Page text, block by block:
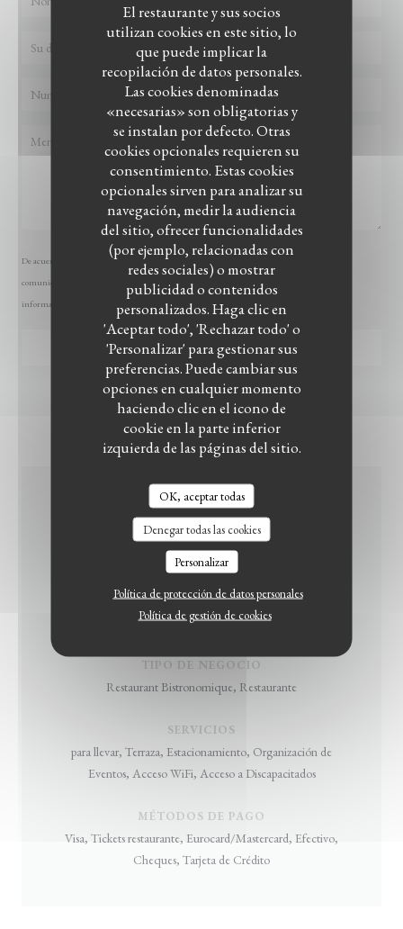
El restaurante y sus socios
utilizan cookies en este sitio, lo
que puede implicar la
recopilación de datos personales.
Las cookies denominadas
«necesarias» son obligatorias y
se instalan por defecto. Otras
cookies opcionales requieren su
consentimiento. Estas cookies
opcionales sirven para analizar su
navegación, medir la audiencia
del sitio, ofrecer funcionalidades
(por ejemplo, relacionadas con
redes sociales) o mostrar
publicidad o contenidos
personalizados. Haga clic en
'Aceptar todo', 'Rechazar todo' o
'Personalizar' para gestionar sus
preferencias. Puede cambiar sus
opciones en cualquier momento
haciendo clic en el icono de
cookie en la parte inferior
izquierda de las páginas del sitio.
OK, aceptar todas
Denegar todas las cookies
Personalizar
Política de protección de datos personales
Política de gestión de cookies
De acuerdo con la normativa de protección de datos, puede ejercer su derecho a no recibir
comunicaciones comerciales inscribiéndose en la Lista Robinson: listarobinson.es
información sobre el tratamiento de sus datos, consulte nuestra
política de privacidad
INFORMACIÓN
GENERAL
COCINA
, Regional, Francesa Tradicional
TIPO DE NEGOCIO
Restaurant Bistronomique, Restaurante
SERVICIOS
para llevar, Terraza, Estacionamiento, Organización de
Eventos, Acceso WiFi, Acceso a Discapacitados
MÉTODOS DE PAGO
Visa, Tickets restaurante, Eurocard/Mastercard, Efectivo,
Cheques, Tarjeta de Crédito
LE BISTROT DU WITLOOF